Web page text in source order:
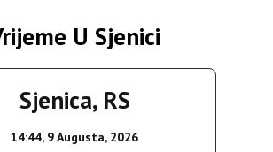
U Sjenici
Sjenica, RS
14:44, 9 Augusta, 2026